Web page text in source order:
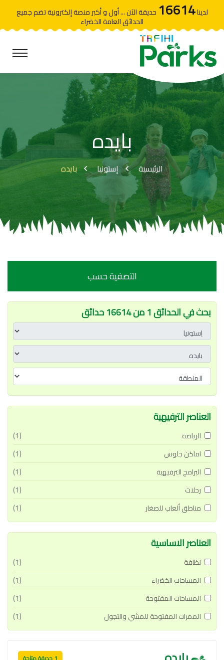
لدينا16614 حديقة الآن ... أول و أكبر منصة إلكترونية تضم جميع
الحدائق العامة الخضراء
بايده
الرئيسية إستونيا بايده
التصفية حسب
بحث في الحدائق 1 من 16614 حدائق
العناصر الترفيهية
الرياضة (1)
اماكن جلوس (1)
البرامج الترفيهية (1)
رحلات (1)
مناطق ألعاب للصغار (1)
العناصر الاساسية
نظافة (1)
المساحات الخضراء (1)
المساحات المفتوحة (1)
الممرات المفتوحة للمشي والتجول (1)